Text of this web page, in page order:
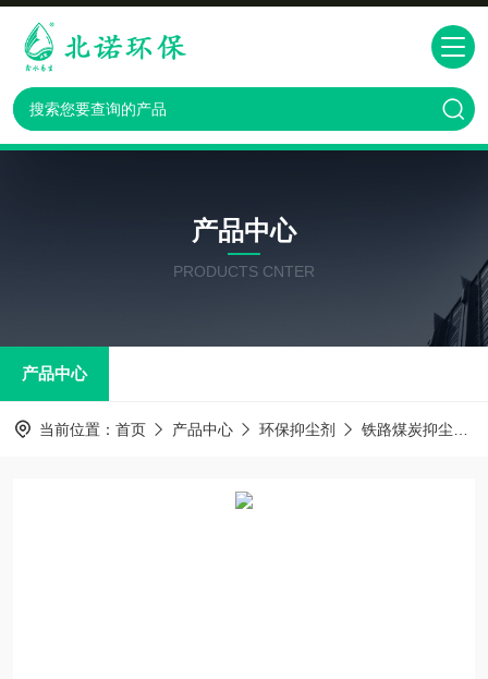
产品中心
PRODUCTS CNTER
产品中心
当前位置： 首页 产品中心 环保抑尘剂 铁路煤炭抑尘剂